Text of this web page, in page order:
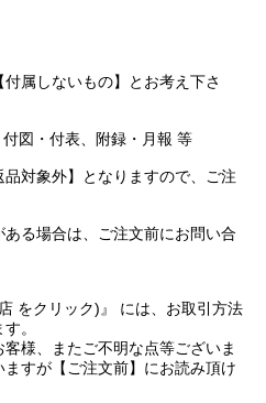
属しないもの】とお考え下さ
図・付表、附録・月報 等
対象外】となりますので、ご注
る場合は、ご注文前にお問い合
をクリック)』 には、お取引方法
。
様、またご不明な点等ございま
すが【ご注文前】にお読み頂け